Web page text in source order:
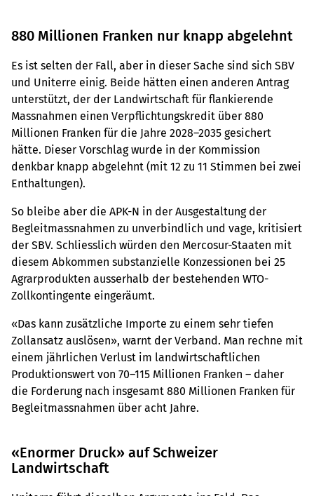
880 Millionen Franken nur knapp abgelehnt
Es ist selten der Fall, aber in dieser Sache sind sich SBV
und Uniterre einig. Beide hätten einen anderen Antrag
unterstützt, der der Landwirtschaft für flankierende
Massnahmen einen Verpflichtungskredit über 880
Millionen Franken für die Jahre 2028–2035 gesichert
hätte. Dieser Vorschlag wurde in der Kommission
denkbar knapp abgelehnt (mit 12 zu 11 Stimmen bei zwei
Enthaltungen).
So bleibe aber die APK-N in der Ausgestaltung der
Begleitmassnahmen zu unverbindlich und vage, kritisiert
der SBV. Schliesslich würden den Mercosur-Staaten mit
diesem Abkommen substanzielle Konzessionen bei 25
Agrarprodukten ausserhalb der bestehenden WTO-
Zollkontingente eingeräumt.
«Das kann zusätzliche Importe zu einem sehr tiefen
Zollansatz auslösen», warnt der Verband. Man rechne mit
einem jährlichen Verlust im landwirtschaftlichen
Produktionswert von 70–115 Millionen Franken – daher
die Forderung nach insgesamt 880 Millionen Franken für
Begleitmassnahmen über acht Jahre.
«Enormer Druck» auf Schweizer
Landwirtschaft